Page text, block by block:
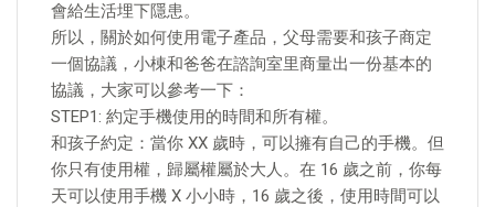
會給生活埋下隱患。
所以，關於如何使用電子產品，父母需要和孩子商定
一個協議，小棟和爸爸在諮詢室里商量出一份基本的
協議，大家可以參考一下：
STEP1: 約定手機使用的時間和所有權。
和孩子約定：當你 XX 歲時，可以擁有自己的手機。但
你只有使用權，歸屬權屬於大人。在 16 歲之前，你每
天可以使用手機 X 小小時，16 歲之後，使用時間可以